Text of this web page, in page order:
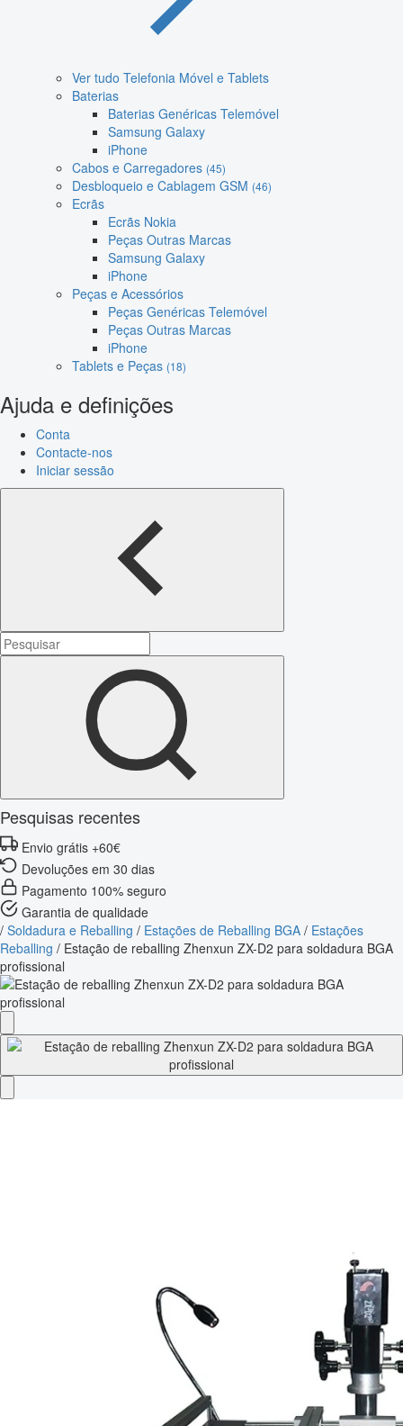
Ver tudo Telefonia Móvel e Tablets
Baterias
Baterias Genéricas Telemóvel
Samsung Galaxy
iPhone
Cabos e Carregadores (45)
Desbloqueio e Cablagem GSM (46)
Ecrãs
Ecrãs Nokia
Peças Outras Marcas
Samsung Galaxy
iPhone
Peças e Acessórios
Peças Genéricas Telemóvel
Peças Outras Marcas
iPhone
Tablets e Peças (18)
Ajuda e definições
Conta
Contacte-nos
Iniciar sessão
Pesquisas recentes
Envio grátis +60€
Devoluções em 30 dias
Pagamento 100% seguro
Garantia de qualidade
/ Soldadura e Reballing / Estações de Reballing BGA / Estações
Reballing / Estação de reballing Zhenxun ZX-D2 para soldadura BGA
profissional